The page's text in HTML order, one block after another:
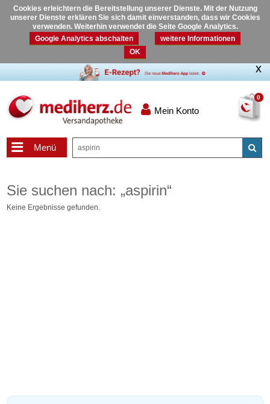
Cookies erleichtern die Bereitstellung unserer Dienste. Mit der Nutzung
unserer Dienste erklären Sie sich damit einverstanden, dass wir Cookies
verwenden. Weiterhin verwendet die Seite Google Analytics.
Google Analytics abschalten
weitere Informationen
OK
0
Mein Konto
Menü
Sie suchen nach: „aspirin“
Keine Ergebnisse gefunden.